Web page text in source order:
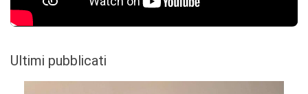
Ultimi pubblicati